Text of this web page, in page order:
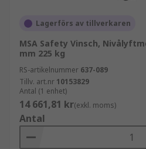
Lagerförs av tillverkaren
MSA Safety Vinsch,
mm 225 kg
RS-artikelnummer 637-089
Tillv. art.nr 10153829
Antal (1 enhet)
14 661,81 kr(exkl. moms)
Antal